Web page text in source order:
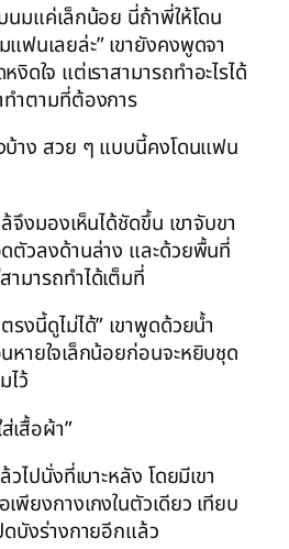
นมแค่เล็กน้อย นี่ถ้าพี่ให้โดน
ฟนเลยล่ะ” เขายังคงพูดจา
งิดใจ แต่เราสามารถทำอะไรได้
ทำตามที่ต้องการ
บ้าง สวย ๆ แบบนี้คงโดนแฟน
จึงมองเห็นได้ชัดขึ้น เขาจับขา
ตัวลงด้านล่าง และด้วยพื้นที่
ามารถทำได้เต็มที่
รงนี้ดูไม่ได้” เขาพูดด้วยน้ำ
หายใจเล็กน้อยก่อนจะหยิบชุด
ไว้
เสื้อผ้า”
ไปนั่งที่เบาะหลัง โดยมีเขา
พียงกางเกงในตัวเดียว เทียบ
ดบังร่างกายอีกแล้ว